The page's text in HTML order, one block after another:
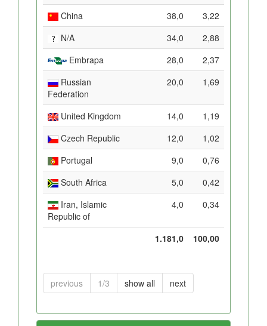
China
38,0
3,22
N/A
34,0
2,88
Embrapa
28,0
2,37
Russian
Federation
20,0 1,69
United Kingdom 14,0
1,19
Czech Republic
12,0
1,02
Portugal
9,0
0,76
South Africa
5,0
0,42
Iran, Islamic
Republic of
4,0 0,34
1.181,0 100,00
previous 1/3 show all next